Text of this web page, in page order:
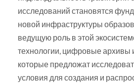
исследований становятся
новой инфраструктуры
ведущую роль в этой
технологии, цифровые
которые предложат
условия для создания и